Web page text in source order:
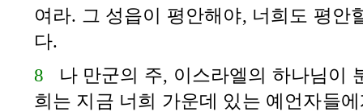
여라. 그 성읍이 평안해야, 너희도 평안
다.
8 나 만군의 주, 이스라엘의 하나님이
희는 지금 너희 가운데 있는 예언자들